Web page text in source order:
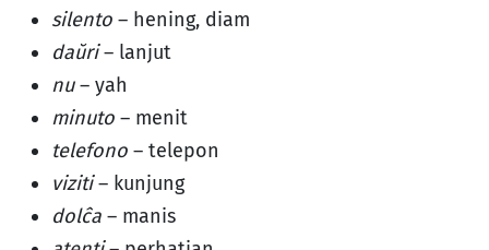
silento – hening, diam
daŭri– lanjut
nu– yah
minuto – menit
telefono – telepon
viziti– kunjung
dolĉa – manis